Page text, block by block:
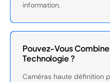
information.
Pouvez-Vous
Technologie ?
Caméras haute définition